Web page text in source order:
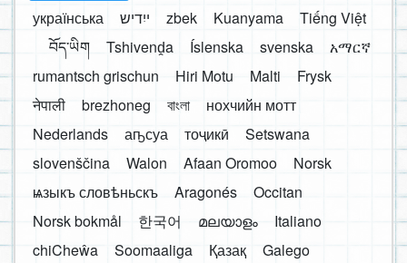
українська
ייִדיש zbek Kuanyama
Tiếng Việt
བོད་ཡིག
Tshivenḓa Íslenska svenska
አማርኛ
rumantsch grischun
Hiri Motu Malti
Frysk
नेपाली
brezhoneg বাংলা
нохчийн мотт
Nederlands
аҧсуа тоҷикӣ
Setswana
slovenščina
Walon Afaan Oromoo
Norsk
ѩзыкъ словѣньскъ
Aragonés
Occitan
Norsk bokmål
한국어 മലയാളം
Italiano
chiCheŵa
Soomaaliga Қазақ
Galego